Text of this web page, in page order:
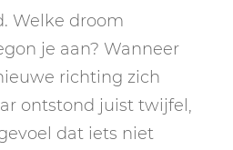
Welke droom
je aan? Wanneer
richting zich
ontstond juist twijfel,
dat iets niet